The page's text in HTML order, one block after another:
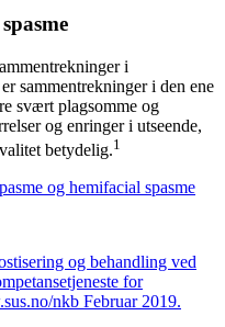
i
sammentrekninger i den ene
svært plagsomme og
og enringer i utseende,
betydelig.1
og hemifacial spasme
og behandling ved
for
nkb Februar 2019.